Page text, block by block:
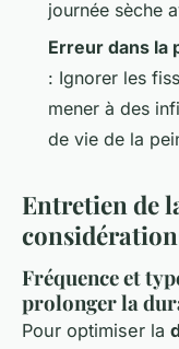
journée sèche
Erreur dans la
: Ignorer les
mener à des
de vie de la
Entretien de
Fréquence et
prolonger la
Pour optimiser la